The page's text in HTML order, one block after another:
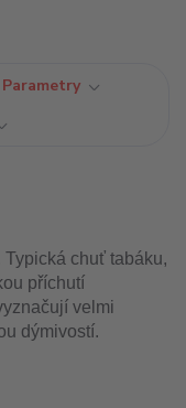
Parametry
Typická chuť tabáku,
příchutí
velmi
dýmivostí.